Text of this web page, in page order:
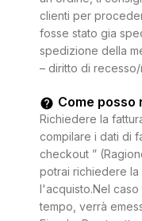
clienti per
fosse stato gia
spedizione della
– diritto di recesso/
Come
Richiedere la
compilare i dati di
checkout ”
potrai richiedere
l'acquisto.Nel caso
tempo, verrà